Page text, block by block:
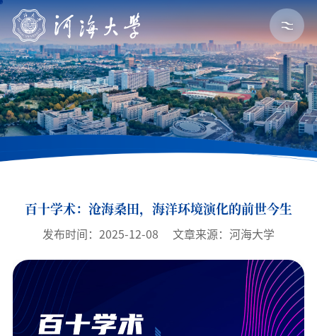
百十学术：沧海桑田，海洋环境演化的前世今生
发布时间：2025-12-08 文章来源：河海大学